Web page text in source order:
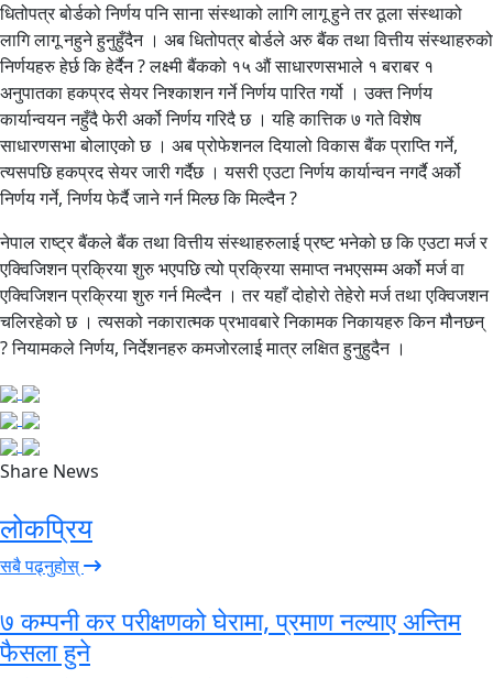
धितोपत्र बोर्डको निर्णय पनि साना संस्थाको लागि लागू हुने तर ठूला संस्थाको
लागि लागू नहुने हुनुहुँदैन । अब धितोपत्र बोर्डले अरु बैंक तथा वित्तीय संस्थाहरुको
निर्णयहरु हेर्छ कि हेर्दैन ? लक्ष्मी बैंकको १५ औं साधारणसभाले १ बराबर १
अनुपातका हकप्रद सेयर निश्काशन गर्ने निर्णय पारित गर्यो । उक्त निर्णय
कार्यान्वयन नहुँदै फेरी अर्को निर्णय गरिदै छ । यहि कात्तिक ७ गते विशेष
साधारणसभा बोलाएको छ । अब प्रोफेशनल दियालो विकास बैंक प्राप्ति गर्ने,
त्यसपछि हकप्रद सेयर जारी गर्दैछ । यसरी एउटा निर्णय कार्यान्वन नगर्दै अर्को
निर्णय गर्ने, निर्णय फेर्दै जाने गर्न मिल्छ कि मिल्दैन ?
नेपाल राष्ट्र बैंकले बैंक तथा वित्तीय संस्थाहरुलाई प्रष्ट भनेको छ कि एउटा मर्ज र
एक्विजिशन प्रक्रिया शुरु भएपछि त्यो प्रक्रिया समाप्त नभएसम्म अर्को मर्ज वा
एक्विजिशन प्रक्रिया शुरु गर्न मिल्दैन । तर यहाँ दोहोरो तेहेरो मर्ज तथा एक्विजशन
चलिरहेको छ । त्यसको नकारात्मक प्रभावबारे निकामक निकायहरु किन मौनछन्
? नियामकले निर्णय, निर्देशनहरु कमजोरलाई मात्र लक्षित हुनुहुदैन ।
Share News
लोकप्रिय
सबै पढ्नुहोस्
७ कम्पनी कर परीक्षणको घेरामा, प्रमाण नल्याए अन्तिम
फैसला हुने